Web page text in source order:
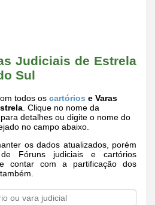
Judiciais de Estrela
Sul
todos os cartórios e Varas
. Clique no nome da
para detalhes ou digite o nome do
no campo abaixo.
os dados atualizados, porém
Fóruns judiciais e cartórios
contar com a partificação dos